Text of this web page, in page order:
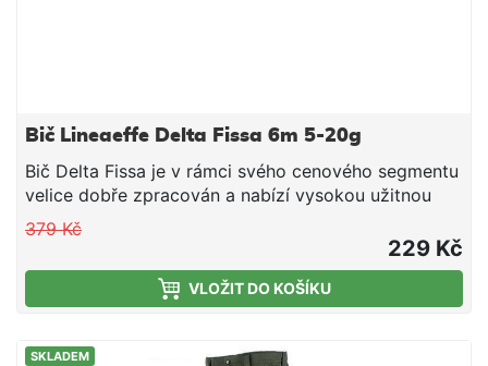
Bič Lineaeffe Delta Fissa 6m 5-20g
Bič Delta Fissa je v rámci svého cenového segmentu
velice dobře zpracován a nabízí vysokou užitnou
hodnotu. Je postaven na Top Fiberglass blanku,
který snese hrubší zacházení, než blanky čistě
uhlíkové. Proto jej ocení především začínající
plavačkáři. Parametry: Délka 6m Vrhací zátěž 5-20g
379 Kč
229 Kč
VLOŽIT DO KOŠÍKU
SKLADEM